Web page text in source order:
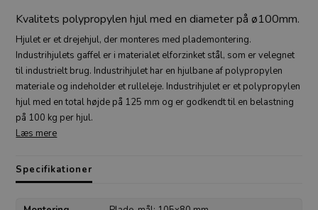
Kvalitets polypropylen hjul med en diameter på ø100mm.
Hjulet er et drejehjul, der monteres med plademontering.
Industrihjulets gaffel er i materialet elforzinket stål, som er velegnet
til industrielt brug. Industrihjulet har en hjulbane af polypropylen
materiale og indeholder et rulleleje. Industrihjulet er et polypropylen
hjul med en total højde på 125 mm og er godkendt til en belastning
på 100 kg per hjul.
Læs mere
Specifikationer